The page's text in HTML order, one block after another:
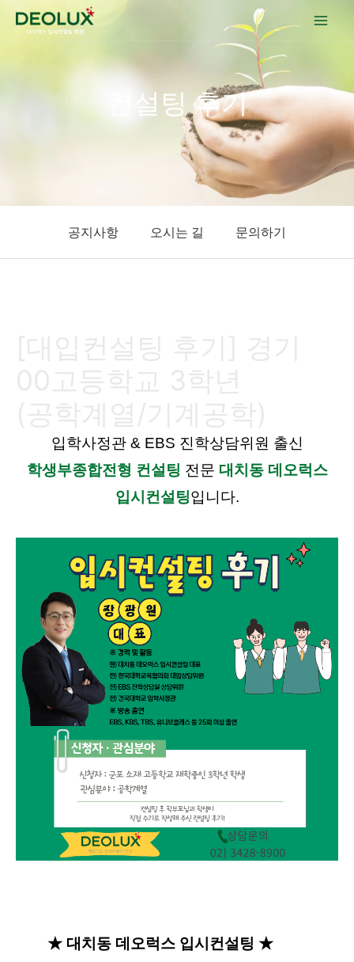
콘텐츠로
건너뛰기
컨설팅 후기
공지사항 오시는 길 문의하기
입학사정관 & EBS 진학상담위원 출신
학생부종합전형 컨설팅 전문 대치동 데오럭스
입시컨설팅입니다.
★ 대치동 데오럭스 입시컨설팅 ★